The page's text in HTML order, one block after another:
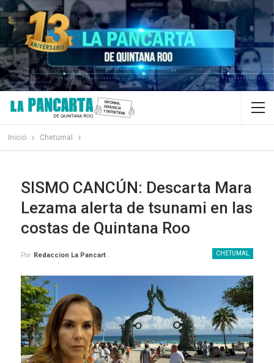
Inicio Chetumal
SISMO CANCÚN: Descarta Mara
Lezama alerta de tsunami en las
costas de Quintana Roo
CHETUMAL
Por Redaccion La Pancarta De Quintana Roo